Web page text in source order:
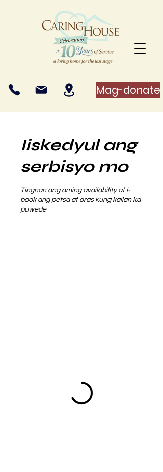
Mag-donate
Iiskedyul ang
serbisyo mo
Tingnan ang aming availability at i-
book ang petsa at oras kung kailan ka
puwede